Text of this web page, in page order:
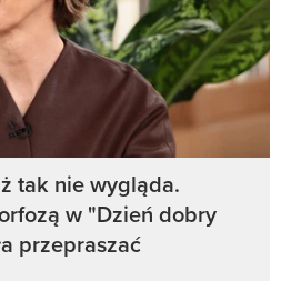
tak nie wygląda.
w "Dzień dobry
przepraszać